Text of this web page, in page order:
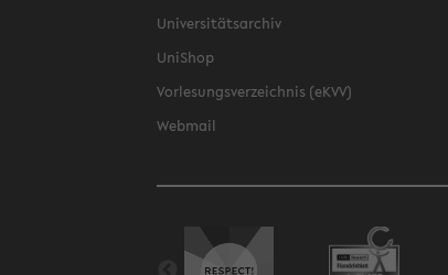
Universitätsarchiv
UniShop
Vorlesungsverzeichnis (eKVV)
Webmail